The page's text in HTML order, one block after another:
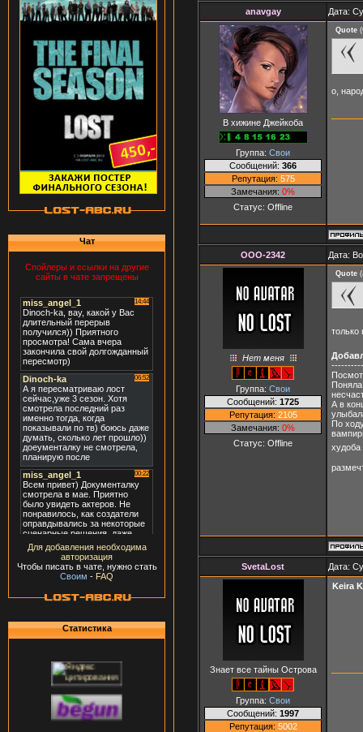
Чат
Спойлеры и ссылки на другие
сайты в чате запрещены
Для добавления необходима
авторизация
Чтобы писать в чате, нужно стать
Своим - FAQ
Статистика
anavgay Дата:
В хижине Джейкоба
Группа: Свои
Сообщений: 366
Репутация: 575
Замечания: 0%
Статус: Offline
Quote (
о,
OOO-2342 Дата:
Нет меня
Группа: Свои
Сообщений: 1725
Репутация: 2105
Замечания: 0%
Статус: Offline
Quote (
только
А в
По
SvetaLost Дата:
Знает все тайны Острова
Группа: Свои
Сообщений: 1997
Репутация: 5002
Keira